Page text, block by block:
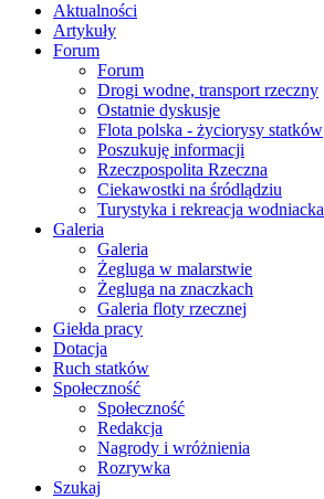
Aktualności
Artykuły
Forum
Forum
Drogi wodne, transport rzeczny
Ostatnie dyskusje
Flota polska - życiorysy statków
Poszukuję informacji
Rzeczpospolita Rzeczna
Ciekawostki na śródlądziu
Turystyka i rekreacja wodniacka
Galeria
Galeria
Żegluga w malarstwie
Żegluga na znaczkach
Galeria floty rzecznej
Giełda pracy
Dotacja
Ruch statków
Społeczność
Społeczność
Redakcja
Nagrody i wróżnienia
Rozrywka
Szukaj